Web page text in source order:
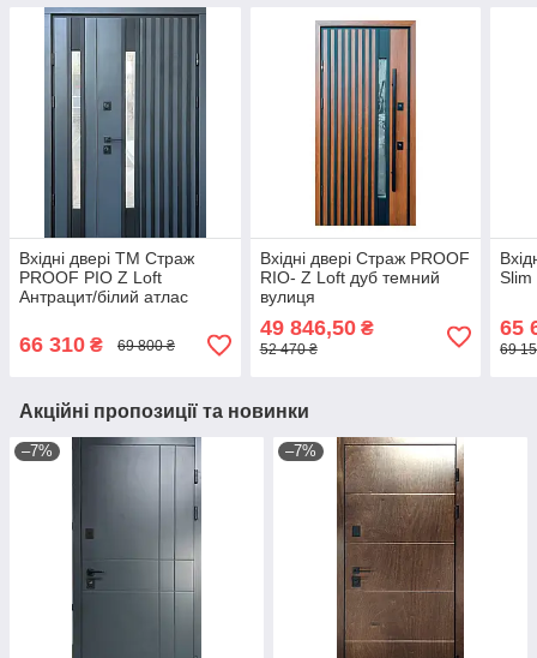
Вхідні двері ТМ Страж
PROOF РІО Z Loft
Антрацит/білий атлас
66 310 ₴ 69 800 ₴
Вхідні двері Страж PROOF
RIO- Z Loft дуб темний
вулиця
49 846,50₴
52 470 ₴
Slim
65
69
Акційні пропозиції та новинки
–7% –7%